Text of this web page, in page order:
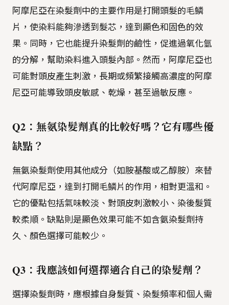
阿摩尼亞在染髮劑中的主要作用是打開頭髮的毛鱗
片，使染料能夠滲透到髮芯，達到顯色和固色的效
果。同時，它也能提升染髮劑的鹼性，促進過氧化氫
的分解，幫助染料進入頭髮內部。然而，阿摩尼亞也
可能對頭皮產生刺激，長期或頻繁接觸高濃度的阿摩
尼亞可能導致頭皮敏感、乾燥，甚至過敏反應。
Q2：無氨染髮劑真的比較好嗎？它有哪些優
缺點？
無氨染髮劑使用其他成分（如胺基酸或乙醇胺）來替
代阿摩尼亞，達到打開毛鱗片的作用，相對更溫和。
它的優點包括氣味較淡、對頭皮刺激較小、染後髮質
較柔順。缺點則是顯色效果可能不如含氨染髮劑持
久、顏色選擇可能較少。
Q3：我應該如何選擇適合自己的染髮劑？
選擇染髮劑時，應根據自身髮質、染髮頻率和個人需